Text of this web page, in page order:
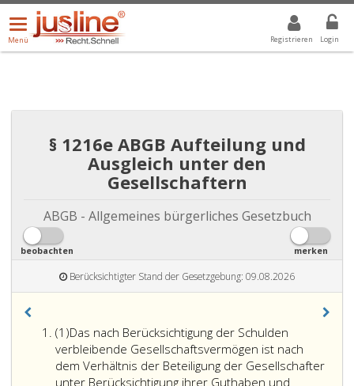
Registrieren Login
Menü
öffnen/schließen
Menü
ALLE DROPDOWN: GEWÄHLTER WERT IST ALLE
§ 1216e ABGB Aufteilung und
Ausgleich unter den
Gesellschaftern
ABGB - Allgemeines bürgerliches Gesetzbuch
beobachten merken
Berücksichtigter Stand der Gesetzgebung: 09.08.2026
(1)Absatz
eins
Das nach Berücksichtigung der Schulden
verbleibende Gesellschaftsvermögen ist nach
dem Verhältnis der Beteiligung der Gesellschafter
unter Berücksichtigung ihrer Guthaben und